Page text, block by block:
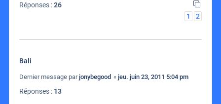
Réponses :26
1
2
Bali
Dernier message parjonybegood « jeu. juin 23, 2011 5:04 pm
Réponses : 13